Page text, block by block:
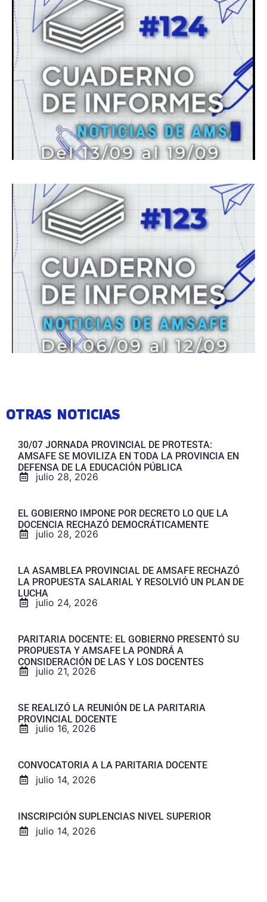
OTRAS NOTICIAS
30/07 JORNADA PROVINCIAL DE PROTESTA:
AMSAFE SE MOVILIZA EN TODA LA PROVINCIA EN
DEFENSA DE LA EDUCACIÓN PÚBLICA
julio 28, 2026
EL GOBIERNO IMPONE POR DECRETO LO QUE LA
DOCENCIA RECHAZÓ DEMOCRÁTICAMENTE
julio 28, 2026
LA ASAMBLEA PROVINCIAL DE AMSAFE RECHAZÓ
LA PROPUESTA SALARIAL Y RESOLVIÓ UN PLAN DE
LUCHA
julio 24, 2026
PARITARIA DOCENTE: EL GOBIERNO PRESENTÓ SU
PROPUESTA Y AMSAFE LA PONDRÁ A
CONSIDERACIÓN DE LAS Y LOS DOCENTES
julio 21, 2026
SE REALIZÓ LA REUNIÓN DE LA PARITARIA
PROVINCIAL DOCENTE
julio 16, 2026
CONVOCATORIA A LA PARITARIA DOCENTE
julio 14, 2026
INSCRIPCIÓN SUPLENCIAS NIVEL SUPERIOR
julio 14, 2026